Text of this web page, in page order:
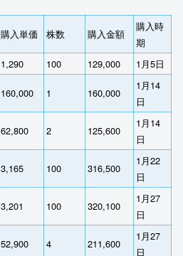
購入単価 株数 購入金額
購入時
期
1,290 100 129,000 1月5日
160,000 1 160,000
1月14
日
62,800 2 125,600
1月14
日
3,165 100 316,500
1月22
日
3,201 100 320,100
1月27
日
52,900 4 211,600
1月27
日